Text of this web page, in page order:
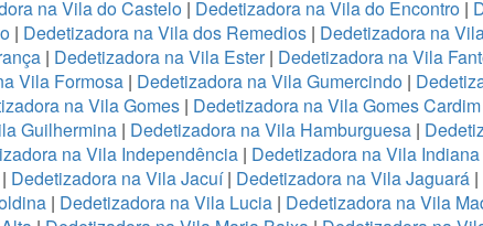
na Vila do Castelo | Dedetizadora na Vila do Encontro |
| Dedetizadora na Vila dos Remedios | Dedetizadora na
| Dedetizadora na Vila Ester| Dedetizadora na Vila
Vila Formosa | Dedetizadora na Vila Gumercindo |
na Vila Gomes | Dedetizadora na Vila Gomes Cardim
Guilhermina| Dedetizadora na Vila Hamburguesa|
na Vila Independência | Dedetizadora na Vila Indiana
| Dedetizadora na Vila Jacuí| Dedetizadora na Vila Jaguará |
| Dedetizadora na Vila Lucia| Dedetizadora na Vila